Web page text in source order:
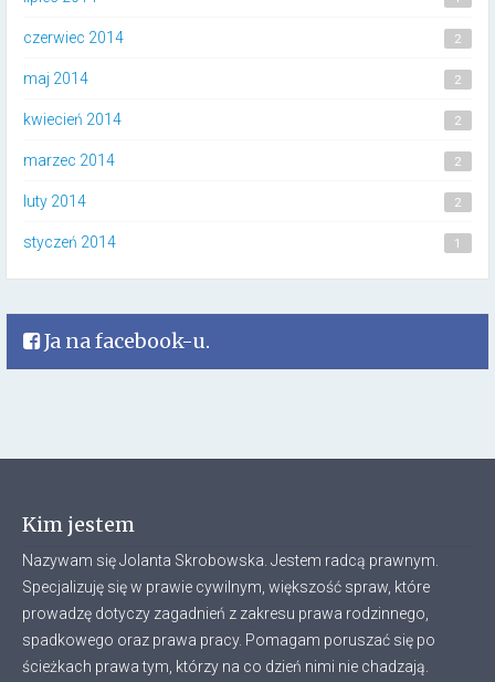
czerwiec 2014 2
maj 2014 2
kwiecień 2014 2
marzec 2014 2
luty 2014 2
styczeń 2014 1
Ja na facebook-u.
Kim jestem
Nazywam się Jolanta Skrobowska. Jestem radcą prawnym.
Specjalizuję się w prawie cywilnym, większość spraw, które
prowadzę dotyczy zagadnień z zakresu prawa rodzinnego,
spadkowego oraz prawa pracy. Pomagam poruszać się po
ścieżkach prawa tym, którzy na co dzień nimi nie chadzają.